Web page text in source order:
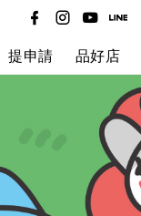
提申請 品好店